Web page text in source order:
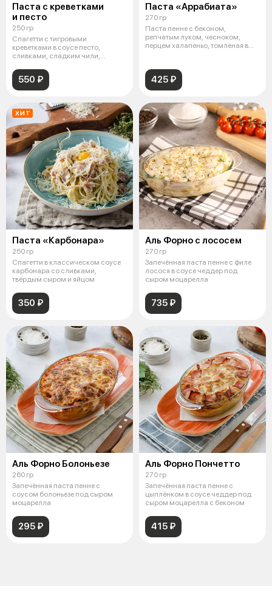
Паста с креветками
и песто
250 гр
Спагетти с тигровыми
креветками в соусе песто,
сливками, сладким чили,
550 ₽
Паста «Аррабиата»
270 гр
Паста пенне с беконом,
репчатым луком, чесноком,
перцем халапеньо, томлёная в
425 ₽
ХИТ
Паста «Карбонара»
250 гр
Спагетти в классическом соусе
карбонара со сливками,
твёрдым сыром и яйцом
350 ₽
Аль Форно с лососем
270 гр
Запечённая паста пенне с филе
лосося в соусе чеддер под
сыром моцарелла
735 ₽
Аль Форно Болоньезе
260 гр
Запечённая паста пенне с
соусом болоньезе под сыром
моцарелла
295 ₽
Аль Форно Пончетто
270 гр
Запечённая паста пенне с
цыплёнком в соусе чеддер под
сыром моцарелла с беконом
415 ₽